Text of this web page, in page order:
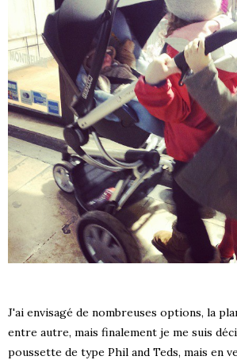
J'ai envisagé de nombreuses options, la
entre autre, mais finalement je me suis
poussette de type Phil and Teds, mais en